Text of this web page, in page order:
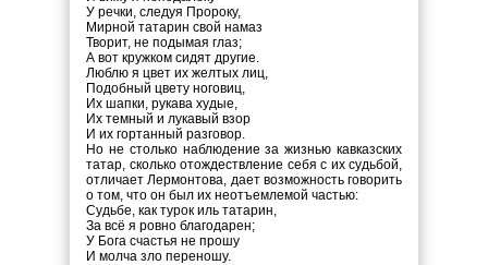
У речки, следуя Пророку,
Мирной татарин свой намаз
Творит, не подымая глаз;
А вот кружком сидят другие.
Люблю я цвет их желтых лиц,
Подобный цвету ноговиц,
Их шапки, рукава худые,
Их темный и лукавый взор
И их гортанный разговор.
Но не столько наблюдение за жизнью кавказских
татар, сколько отождествление себя с их судьбой,
отличает Лермонтова, дает возможность говорить
о том, что он был их неотъемлемой частью:
Судьбе, как турок иль татарин,
За всё я ровно благодарен;
У Бога счастья не прошу
И молча зло переношу.